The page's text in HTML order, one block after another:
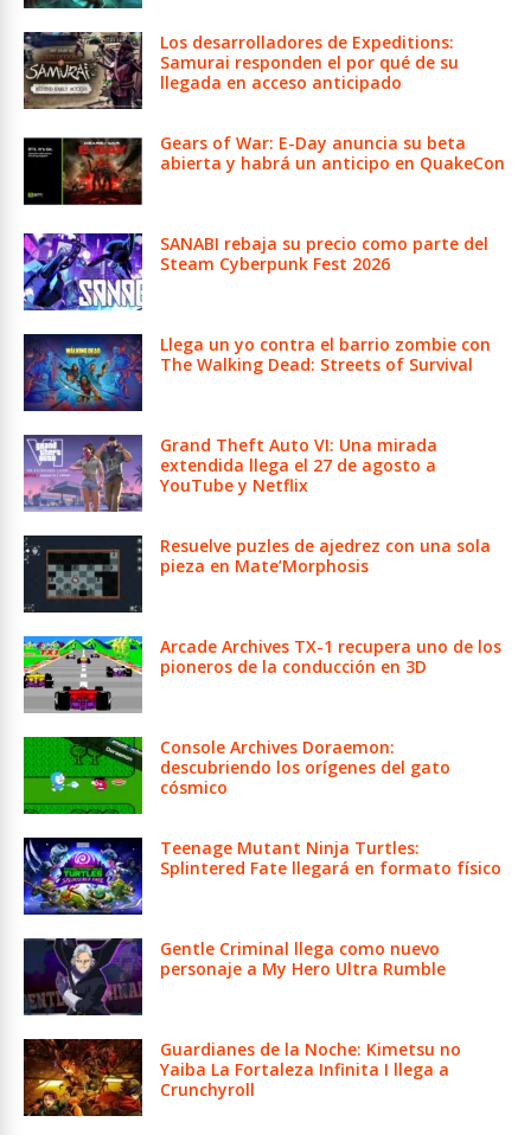
Los desarrolladores de Expeditions:
Samurai responden el por qué de su
llegada en acceso anticipado
Gears of War: E-Day anuncia su beta
abierta y habrá un anticipo en QuakeCon
SANABI rebaja su precio como parte del
Steam Cyberpunk Fest 2026
Llega un yo contra el barrio zombie con
The Walking Dead: Streets of Survival
Grand Theft Auto VI: Una mirada
extendida llega el 27 de agosto a
YouTube y Netflix
Resuelve puzles de ajedrez con una sola
pieza en Mate’Morphosis
Arcade Archives TX-1 recupera uno de los
pioneros de la conducción en 3D
Console Archives Doraemon:
descubriendo los orígenes del gato
cósmico
Teenage Mutant Ninja Turtles:
Splintered Fate llegará en formato físico
Gentle Criminal llega como nuevo
personaje a My Hero Ultra Rumble
Guardianes de la Noche: Kimetsu no
Yaiba La Fortaleza Infinita I llega a
Crunchyroll